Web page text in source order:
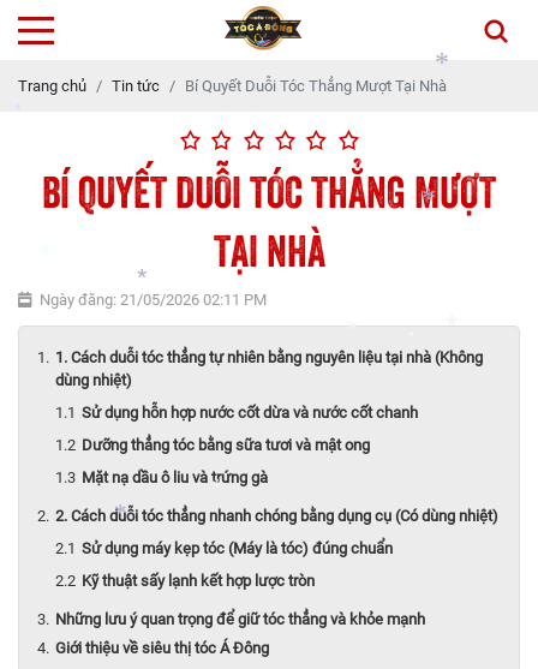
*
*
*
*
*
*
*
Trang chủ Tin tức Bí Quyết Duỗi Tóc Thẳng Mượt Tại Nhà
BÍ QUYẾT DUỖI TÓC THẲNG MƯỢT
TẠI NHÀ
Ngày đăng: 21/05/2026 02:11 PM
1. Cách duỗi tóc thẳng tự nhiên bằng nguyên liệu tại nhà (Không
dùng nhiệt)
Sử dụng hỗn hợp nước cốt dừa và nước cốt chanh
Dưỡng thẳng tóc bằng sữa tươi và mật ong
Mặt nạ dầu ô liu và trứng gà
2. Cách duỗi tóc thẳng nhanh chóng bằng dụng cụ (Có dùng nhiệt)
Sử dụng máy kẹp tóc (Máy là tóc) đúng chuẩn
Kỹ thuật sấy lạnh kết hợp lược tròn
Những lưu ý quan trọng để giữ tóc thẳng và khỏe mạnh
Giới thiệu về siêu thị tóc Á Đông